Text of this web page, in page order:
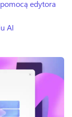
edytora
AI